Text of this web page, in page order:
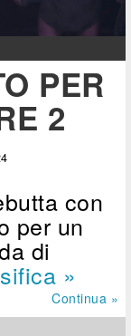
PER
2
con
per un
di
»
Continua »